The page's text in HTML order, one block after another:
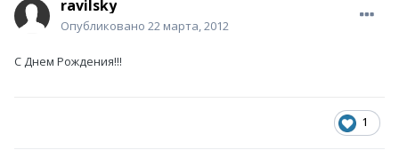
ravilsky
Опубликовано 22 марта, 2012
С Днем Рождения!!!
1